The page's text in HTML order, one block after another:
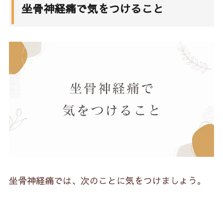
坐骨神経痛で気をつけること
坐骨神経痛では、次のことに気をつけましょう。